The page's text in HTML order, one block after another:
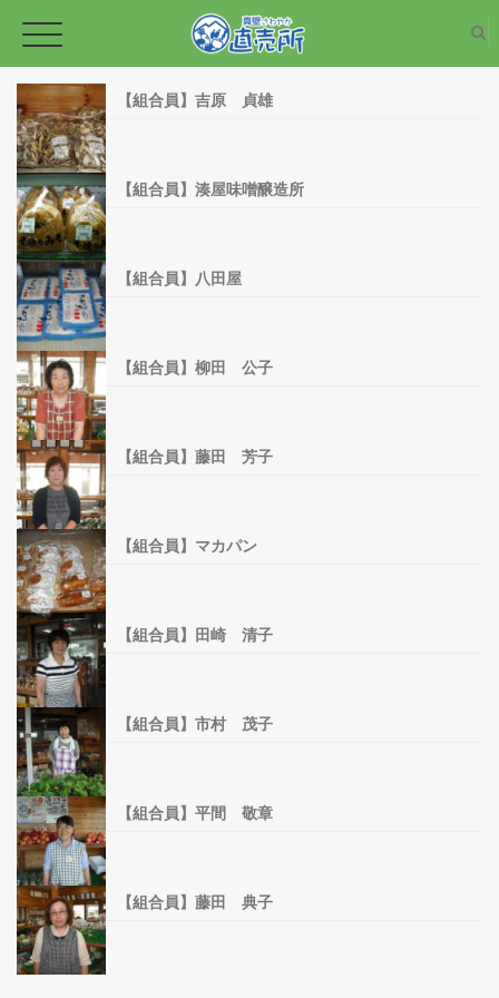
TOPページ
新鮮な野菜
加工品
野菜・草花の苗
真壁産のコシヒカリ
組合員一覧
トピックス
店舗情報
【組合員】吉原 貞雄
【組合員】湊屋味噌醸造所
【組合員】八田屋
【組合員】柳田 公子
【組合員】藤田 芳子
【組合員】マカパン
【組合員】田崎 清子
【組合員】市村 茂子
【組合員】平間 敬章
【組合員】藤田 典子